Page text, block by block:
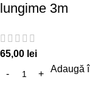
lungime 3m
65,00 lei
Adaugă